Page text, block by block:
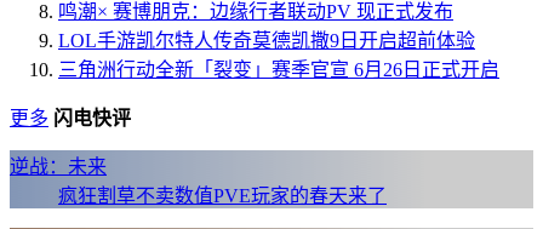
鸣潮× 赛博朋克：边缘行者联动PV 现正式发布
LOL手游凯尔特人传奇莫德凯撒9日开启超前体验
三角洲行动全新「裂变」赛季官宣 6月26日正式开启
更多 闪电快评
逆战：未来
疯狂割草不卖数值PVE玩家的春天来了